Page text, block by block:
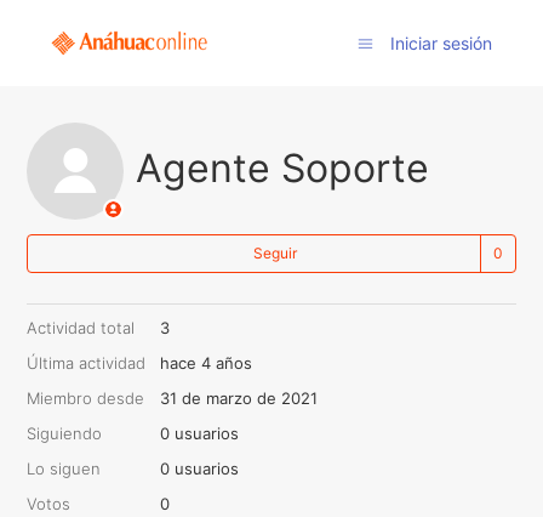
Iniciar sesión
Agente Soporte
Seguir
Actividad total
3
Última actividad
hace 4 años
Miembro desde
31 de marzo de 2021
Siguiendo
0 usuarios
Lo siguen
0 usuarios
Votos
0